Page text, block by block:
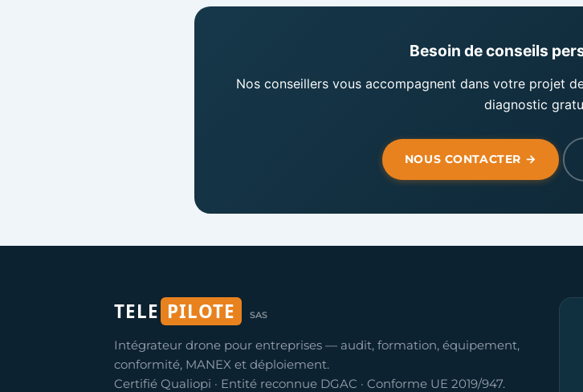
Besoin de conseils
Nos conseillers vous accompagnent dans votre projet
diagnostic
NOUS CONTACTER →
TELE PILOTE SAS
Intégrateur drone pour entreprises — audit, formation, équipement,
conformité, MANEX et déploiement.
Certifié Qualiopi · Entité reconnue DGAC · Conforme UE 2019/947.